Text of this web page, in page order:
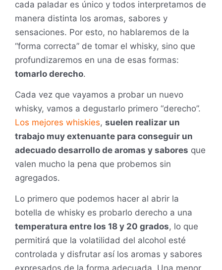
cada paladar es único y todos interpretamos de
manera distinta los aromas, sabores y
sensaciones. Por esto, no hablaremos de la
“forma correcta” de tomar el whisky, sino que
profundizaremos en una de esas formas:
tomarlo derecho.
Cada vez que vayamos a probar un nuevo
whisky, vamos a degustarlo primero “derecho”.
Los mejores whiskies, suelen realizar un
trabajo muy extenuante para conseguir un
adecuado desarrollo de aromas y sabores que
valen mucho la pena que probemos sin
agregados.
Lo primero que podemos hacer al abrir la
botella de whisky es probarlo derecho a una
temperatura entre los 18 y 20 grados, lo que
permitirá que la volatilidad del alcohol esté
controlada y disfrutar así los aromas y sabores
expresados de la forma adecuada. Una menor